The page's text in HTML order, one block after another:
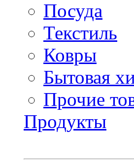
Посуда
Текстиль
Ковры
Бытовая
Прочие
Продукты